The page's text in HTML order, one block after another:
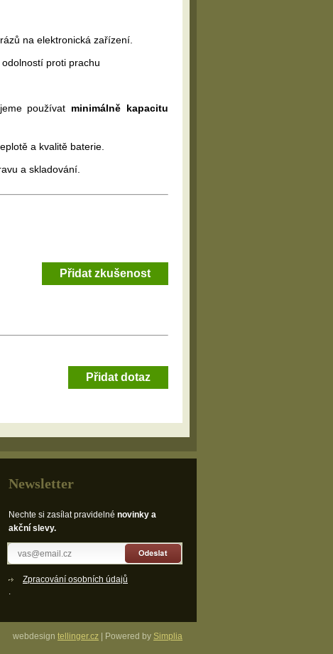
na elektronická zařízení.
proti prachu
používat minimálně kapacitu
a kvalitě baterie.
a skladování.
Přidat zkušenost
Přidat dotaz
Newsletter
Nechte si zasílat pravidelné novinky a
akční slevy.
Zpracování osobních údajů
.
webdesign tellinger.cz | Powered by Simplia